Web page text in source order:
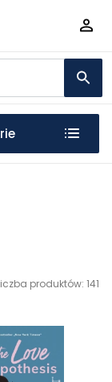
produktów: 141